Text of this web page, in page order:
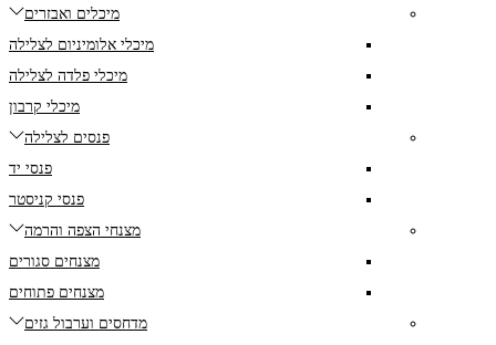
מיכלים ואבזרים
מיכלי אלומיניום לצלילה
מיכלי פלדה לצלילה
מיכלי קרבון
פנסים לצלילה
פנסי יד
פנסי קניסטר
מצנחי הצפה והרמה
מצנחים סגורים
מצנחים פתוחים
מדחסים וערבול גזים